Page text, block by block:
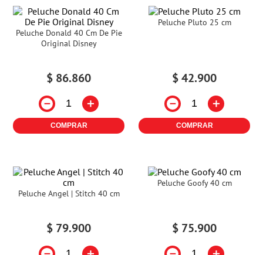
Peluche Donald 40 Cm De Pie
Original Disney
$ 86.860
－ ＋
COMPRAR
Peluche Pluto 25 cm
$42.900
－ ＋
COMPRAR
Peluche Angel | Stitch 40 cm
$ 79.900
Peluche Goofy 40 cm
$ 75.900